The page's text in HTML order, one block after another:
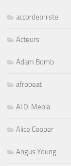
accordeoniste
Acteurs
Adam Bomb
afrobeat
Al Di Meola
Alice Cooper
Angus Young